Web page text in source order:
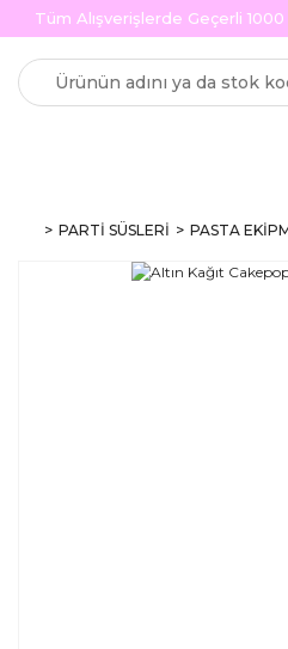
Tüm Alışverişlerde Geçerli
PARTİ SÜSLERİ PASTA